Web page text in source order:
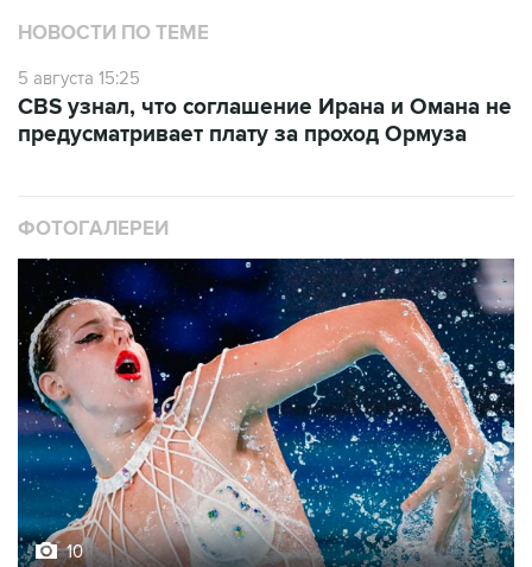
НОВОСТИ ПО ТЕМЕ
5 августа 15:25
CBS узнал, что соглашение Ирана и Омана не
предусматривает плату за проход Ормуза
ФОТОГАЛЕРЕИ
10